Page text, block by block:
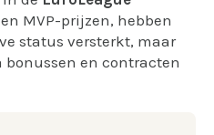
MVP-prijzen, hebben
status versterkt, maar
en contracten